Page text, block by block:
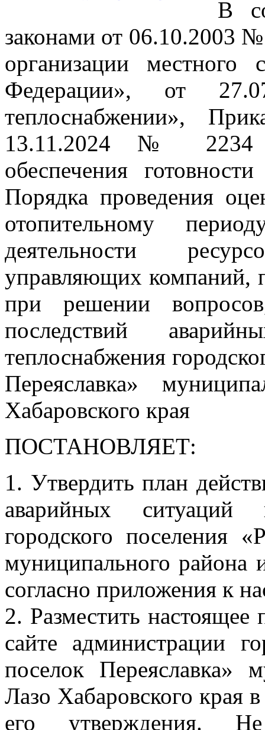
В
законами от 06.10.2003
организации местного
Федерации», от
теплоснабжении»,
13.11.2024 № 2234
обеспечения
Порядка проведения
отопительному
деятельности
управляющих компаний,
при решении
последствий
теплоснабжения
Переяславка»
Хабаровского края
ПОСТАНОВЛЯЕТ:
1. Утвердить план
аварийных ситуаций
городского поселения
муниципального района
согласно приложения к
2. Разместить
сайте администрации
поселок Переяславка»
Лазо Хабаровского края
его утверждения.